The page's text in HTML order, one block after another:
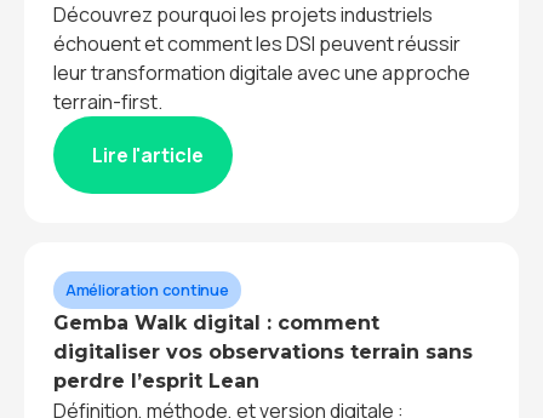
Découvrez pourquoi les projets industriels
échouent et comment les DSI peuvent réussir
leur transformation digitale avec une approche
terrain-first.
Lire l'article
Amélioration continue
Gemba Walk digital : comment
digitaliser vos observations terrain sans
perdre l’esprit Lean
Définition, méthode, et version digitale :